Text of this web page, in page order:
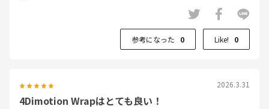
参考になった 0 Like! 0
2026.3.31
4Dimotion Wrapはとても良い！